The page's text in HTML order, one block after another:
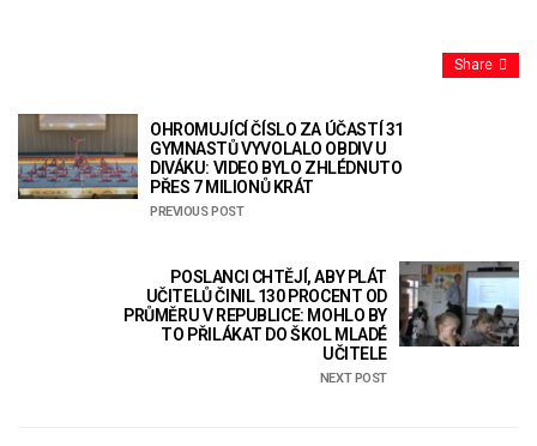
Share
OHROMUJÍCÍ ČÍSLO ZA ÚČASTÍ 31
GYMNASTŮ VYVOLALO OBDIV U
DIVÁKU: VIDEO BYLO ZHLÉDNUTO
PŘES 7 MILIONŮ KRÁT
PREVIOUS POST
POSLANCI CHTĚJÍ, ABY PLÁT
UČITELŮ ČINIL 130 PROCENT OD
PRŮMĚRU V REPUBLICE: MOHLO BY
TO PŘILÁKAT DO ŠKOL MLADÉ
UČITELE
NEXT POST